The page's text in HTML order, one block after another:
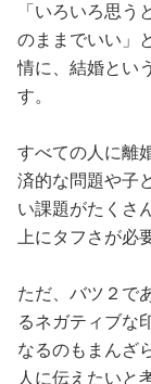
「いろいろ思
のままでいい」
情に、結婚とい
す。
すべての人に離
済的な問題や子
い課題がたくさ
上にタフさが必
ただ、バツ２で
るネガティブな
なるのもまんざ
人に伝えたいと